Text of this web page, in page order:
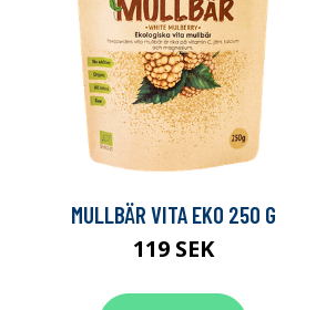
MULLBÄR VITA EKO 250 G
119 SEK